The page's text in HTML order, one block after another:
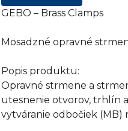
GEBO – Brass Clamps
Mosadzné opravné
Popis produktu:
Opravné strmene a
utesnenie otvorov, trhlín
vytváranie odbočiek